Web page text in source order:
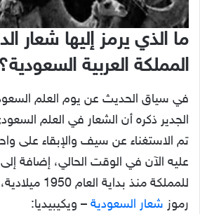
ما الذي يرمز إليها شعار
المملكة العربية السعودية؟
الجدير ذكره أن الشعار في العلم
تم الاستغناء عن سيف والإبقاء على
عليه الآن في الوقت الحالي، إضافة
للمملكة منذ
رموز شعار السعودية – ويكيبيديا: